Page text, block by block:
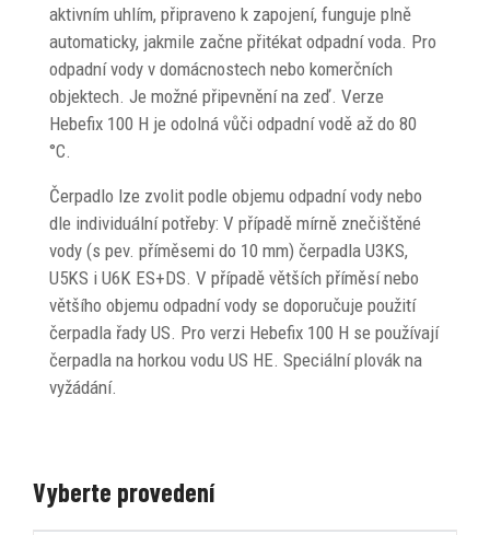
aktivním uhlím, připraveno k zapojení, funguje plně
automaticky, jakmile začne přitékat odpadní voda. Pro
odpadní vody v domácnostech nebo komerčních
objektech. Je možné připevnění na zeď. Verze
Hebefix 100 H je odolná vůči odpadní vodě až do 80
°C.
Čerpadlo lze zvolit podle objemu odpadní vody nebo
dle individuální potřeby: V případě mírně znečištěné
vody (s pev. příměsemi do 10 mm) čerpadla U3KS,
U5KS i U6K ES+DS. V případě větších příměsí nebo
většího objemu odpadní vody se doporučuje použití
čerpadla řady US. Pro verzi Hebefix 100 H se používají
čerpadla na horkou vodu US HE. Speciální plovák na
vyžádání.
Vyberte provedení